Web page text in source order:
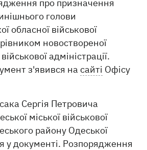
про призначення
голови
обласної військової
новоствореної
адміністрації.
з'явився насайті Офісу
Сергія Петровича
міської військової
району Одеської
у документі. Розпорядження